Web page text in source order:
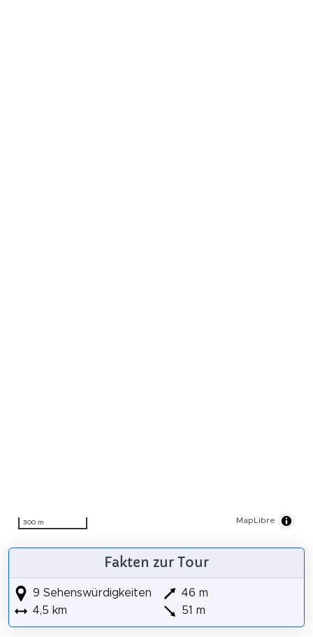
300 m MapLibre
Fakten zur Tour
9 Sehenswürdigkeiten
4,5 km
46 m
51 m